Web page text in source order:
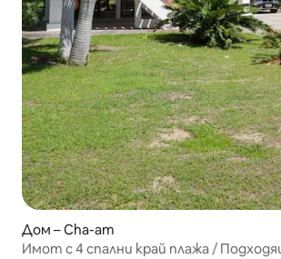
Дом – Cha-am
Имот с 4 спални край плажа /